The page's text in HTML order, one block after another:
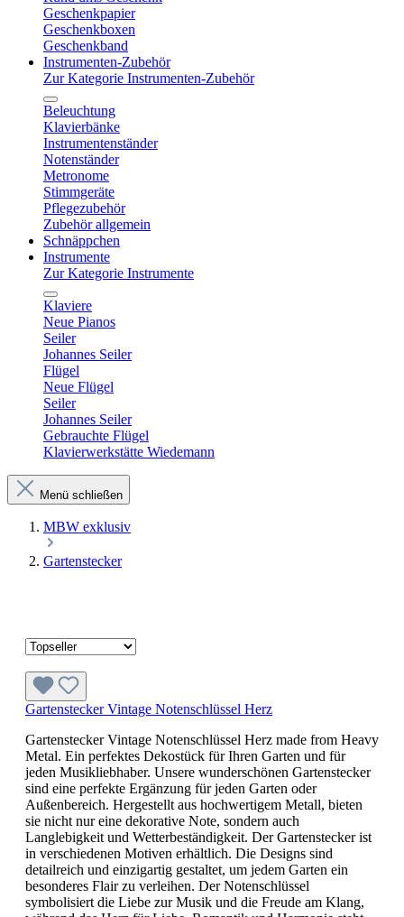
Geschenkpapier
Geschenkboxen
Geschenkband
Instrumenten-Zubehör
Zur Kategorie Instrumenten-Zubehör
Beleuchtung
Klavierbänke
Instrumentenständer
Notenständer
Metronome
Stimmgeräte
Pflegezubehör
Zubehör allgemein
Schnäppchen
Instrumente
Zur Kategorie Instrumente
Klaviere
Neue Pianos
Seiler
Johannes Seiler
Flügel
Neue Flügel
Seiler
Johannes Seiler
Gebrauchte Flügel
Klavierwerkstätte Wiedemann
Menü schließen
MBW exklusiv
Gartenstecker
Gartenstecker Vintage Notenschlüssel Herz
Gartenstecker Vintage Notenschlüssel Herz made from Heavy
Metal. Ein perfektes Dekostück für Ihren Garten und für
jeden Musikliebhaber. Unsere wunderschönen Gartenstecker
sind eine perfekte Ergänzung für jeden Garten oder
Außenbereich. Hergestellt aus hochwertigem Metall, bieten
sie nicht nur eine dekorative Note, sondern auch
Langlebigkeit und Wetterbeständigkeit. Der Gartenstecker ist
in verschiedenen Motiven erhältlich. Die Designs sind
detailreich und einzigartig gestaltet, um jedem Garten ein
besonderes Flair zu verleihen. Der Notenschlüssel
symbolisiert die Liebe zur Musik und die Freude am Klang,